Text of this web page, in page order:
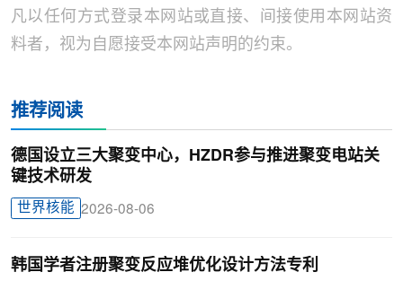
凡以任何方式登录本网站或直接、间接使用本网站资
料者，视为自愿接受本网站声明的约束。
推荐阅读
德国设立三大聚变中心，HZDR参与推进聚变电站关
键技术研发
世界核能 2026-08-06
韩国学者注册聚变反应堆优化设计方法专利